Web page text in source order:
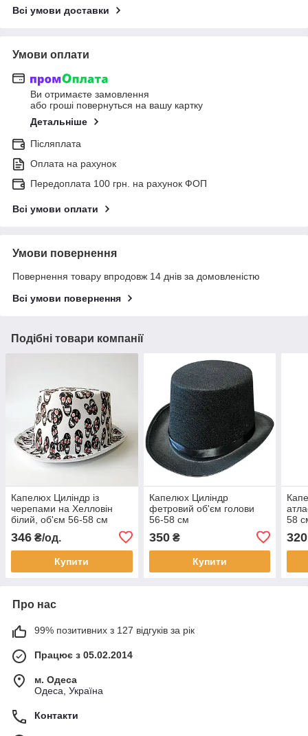
Всі умови доставки
Умови оплати
Ви отримаєте замовлення
або гроші повернуться на вашу картку
Детальніше
Післяплата
Оплата на рахунок
Передоплата 100 грн. на рахунок ФОП
Всі умови оплати
Умови повернення
Повернення товару впродовж 14 днів за домовленістю
Всі умови повернення
Подібні товари компанії
Капелюх Циліндр із
черепами на Хелловін
білий, об'єм 56-58 см
346 ₴/од.
Купити
Капелюх Циліндр
фетровий об'єм голови
56-58 см
350₴
Купити
58
320
Про нас
99% позитивних з 127 відгуків за рік
Працює з 05.02.2014
м. Одеса
Одеса, Україна
Контакти